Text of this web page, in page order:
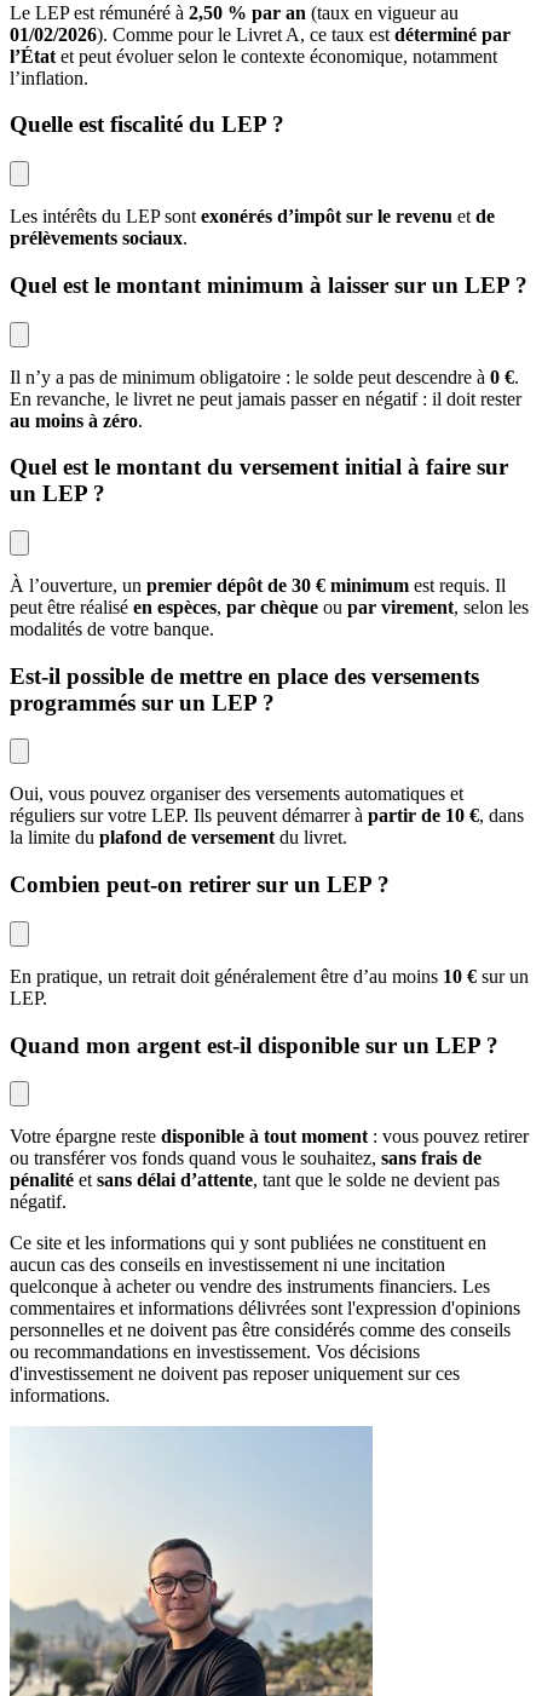
Le LEP est rémunéré à 2,50 % par an (taux en vigueur au
01/02/2026). Comme pour le Livret A, ce taux est déterminé par
l’État et peut évoluer selon le contexte économique, notamment
l’inflation.
Quelle est fiscalité du LEP ?
Les intérêts du LEP sont exonérés d’impôt sur le revenu et de
prélèvements sociaux.
Quel est le montant minimum à laisser sur un LEP ?
Il n’y a pas de minimum obligatoire : le solde peut descendre à 0 €.
En revanche, le livret ne peut jamais passer en négatif : il doit rester
au moins à zéro.
Quel est le montant du versement initial à faire sur
un LEP ?
À l’ouverture, un premier dépôt de 30 € minimum est requis. Il
peut être réalisé en espèces, par chèque ou par virement, selon les
modalités de votre banque.
Est-il possible de mettre en place des versements
programmés sur un LEP ?
Oui, vous pouvez organiser des versements automatiques et
réguliers sur votre LEP. Ils peuvent démarrer à partir de 10 €, dans
la limite du plafond de versementdu livret.
Combien peut-on retirer sur un LEP ?
En pratique, un retrait doit généralement être d’au moins 10 € sur un
LEP.
Quand mon argent est-il disponible sur un LEP ?
Votre épargne reste disponible à tout moment : vous pouvez retirer
ou transférer vos fonds quand vous le souhaitez, sans frais de
pénalité et sans délai d’attente, tant que le solde ne devient pas
négatif.
Ce site et les informations qui y sont publiées ne constituent en
aucun cas des conseils en investissement ni une incitation
quelconque à acheter ou vendre des instruments financiers. Les
commentaires et informations délivrées sont l'expression d'opinions
personnelles et ne doivent pas être considérés comme des conseils
ou recommandations en investissement. Vos décisions
d'investissement ne doivent pas reposer uniquement sur ces
informations.